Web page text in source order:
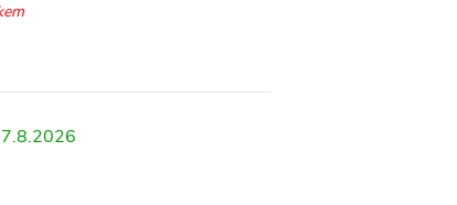
7.8.2026